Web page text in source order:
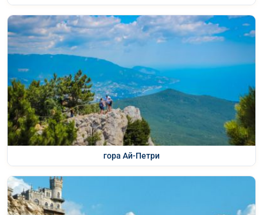
гора Ай-Петри